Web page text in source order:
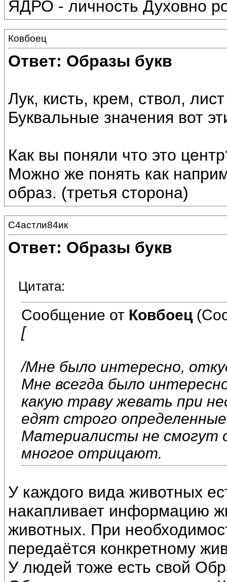
ЯДРО - личность Духовно
Ковбоец
Ответ: Образы букв
Лук, кисть, крем, ствол, лист
Буквальные значения вот
Как вы поняли что это
Можно же понять как
образ. (третья сторона)
С4астли84ик
Ответ: Образы букв
Цитата:
Сообщение от Ковбоец
[
/Мне было интересно,
Мне всегда было
какую траву жевать при
едят строго
Материалисты не смогут
многое отрицают.
У каждого вида животных
накапливает информацию
животных. При
передаётся конкретному
У людей тоже есть свой